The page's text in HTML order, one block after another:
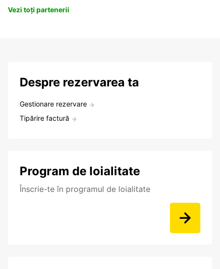
Vezi toți partenerii
Despre rezervarea ta
Gestionare rezervare
Tipărire factură
Program de loialitate
Înscrie-te în programul de loialitate